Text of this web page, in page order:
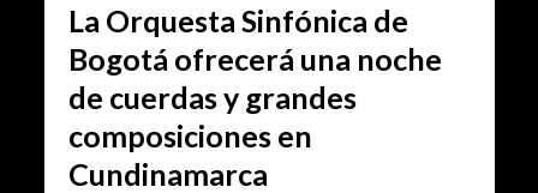
La Orquesta Sinfónica de
Bogotá ofrecerá una noche
de cuerdas y grandes
composiciones en
Cundinamarca